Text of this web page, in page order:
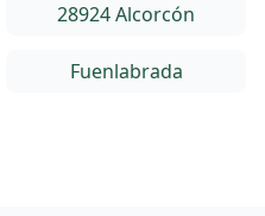
28924 Alcorcón
Fuenlabrada